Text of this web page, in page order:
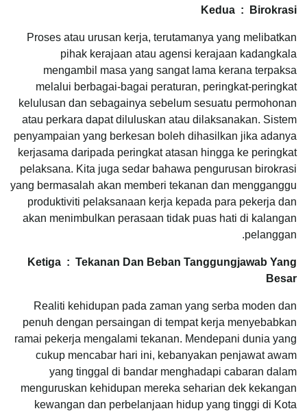
Kedua : Birokrasi
Proses atau urusan kerja, terutamanya yang melibatkan
pihak kerajaan atau agensi kerajaan kadangkala
mengambil masa yang sangat lama kerana terpaksa
melalui berbagai-bagai peraturan, peringkat-peringkat
kelulusan dan sebagainya sebelum sesuatu permohonan
atau perkara dapat diluluskan atau dilaksanakan. Sistem
penyampaian yang berkesan boleh dihasilkan jika adanya
kerjasama daripada peringkat atasan hingga ke peringkat
pelaksana. Kita juga sedar bahawa pengurusan birokrasi
yang bermasalah akan memberi tekanan dan mengganggu
produktiviti pelaksanaan kerja kepada para pekerja dan
akan menimbulkan perasaan tidak puas hati di kalangan
pelanggan.
Ketiga : Tekanan Dan Beban Tanggungjawab Yang
Besar
Realiti kehidupan pada zaman yang serba moden dan
penuh dengan persaingan di tempat kerja menyebabkan
ramai pekerja mengalami tekanan. Mendepani dunia yang
cukup mencabar hari ini, kebanyakan penjawat awam
yang tinggal di bandar menghadapi cabaran dalam
menguruskan kehidupan mereka seharian dek kekangan
kewangan dan perbelanjaan hidup yang tinggi di Kota